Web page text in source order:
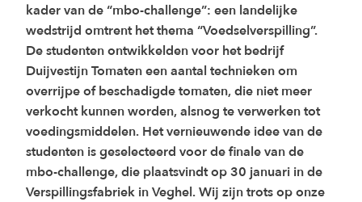
kader van de “mbo-challenge”: een landelijke
wedstrijd omtrent het thema “Voedselverspilling”.
De studenten ontwikkelden voor het bedrijf
Duijvestijn Tomaten een aantal technieken om
overrijpe of beschadigde tomaten, die niet meer
verkocht kunnen worden, alsnog te verwerken tot
voedingsmiddelen. Het vernieuwende idee van de
studenten is geselecteerd voor de finale van de
mbo-challenge, die plaatsvindt op 30 januari in de
Verspillingsfabriek in Veghel. Wij zijn trots op onze